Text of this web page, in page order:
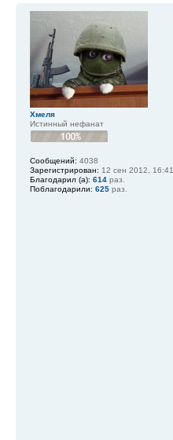
Хмеля
Истинный нефанат
Сообщений: 4038
Зарегистрирован: 12 сен 2012, 16:41
Благодарил (а): 614 раз.
Поблагодарили: 625 раз.